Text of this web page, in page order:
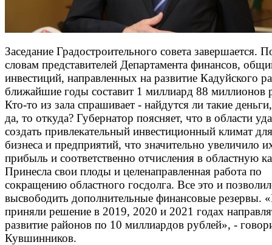
Заседание Градостроительного совета завершается.
словам представителей Департамента финансов,
инвестиций, направленных на развитие Кадуйского
ближайшие годы составит 1 миллиард 88 миллионов
Кто-то из зала спрашивает - найдутся ли такие
да, то откуда? Губернатор поясняет, что в области
создать привлекательный инвестиционный климат для
бизнеса и предприятий, что значительно увеличило
прибыль и соответственно отчисления в областную
Принесла свои плоды и целенаправленная работа по
сокращению областного госдолга. Все это и
высвободить дополнительные финансовые резервы.
приняли решение в 2019, 2020 и 2021 годах
развитие районов по 10 миллиардов рублей», -
Кувшинников.